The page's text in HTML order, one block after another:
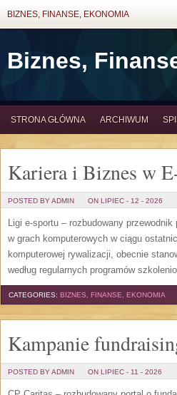
BIZNES, FINANSE, EKONOMIA
Biznes,
STRONA GŁÓWNA ARCHIWUM
Kariera i Biznes w
POSTED BY ADMIN ON LIPIEC - 12 - 2026
Ligi e-sportu – rozbudowany
w grach komputerowych w ciągu
komputerowej rywalizacji, obecnie
według regularnych programów
CATEGORIES: BIZNES, FINANSE, EKONOMIA
Kampanie
POSTED BY ADMIN ON LIPIEC - 11 - 2026